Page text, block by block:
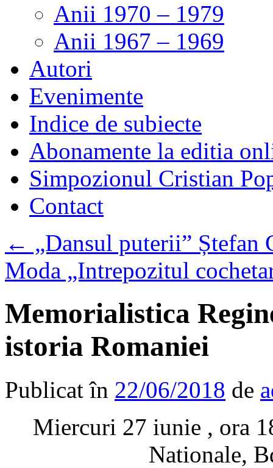
Anii 1970 – 1979
Anii 1967 – 1969
Autori
Evenimente
Indice de subiecte
Abonamente la editia
Simpozionul Cristian
Contact
← „Dansul puterii”
Moda „Intrepozitul
Memorialistica
istoria Romaniei
Publicat în 22/06/2018 de
Miercuri 27 iunie , ora
Nationale,